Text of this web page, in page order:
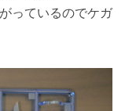
っているのでケガ